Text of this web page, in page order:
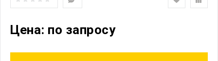
Цена: по запросу